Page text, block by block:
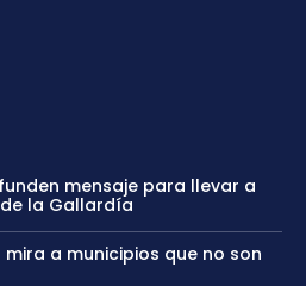
mensaje para llevar a
la Gallardía
a municipios que no son